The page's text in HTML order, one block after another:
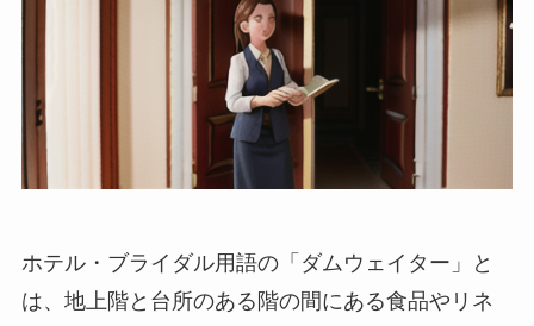
ホテル・ブライダル用語の「ダムウェイター」
と
は、地上階と台所のある階の間にある食品やリネ